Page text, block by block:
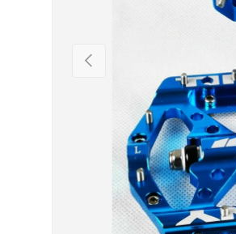
PRÉCÉDENT